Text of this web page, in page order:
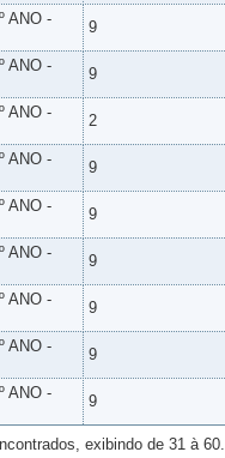
ANO -
9
ANO -
9
ANO -
2
ANO -
9
ANO -
9
ANO -
9
ANO -
9
ANO -
9
ANO -
9
exibindo de 31 à 60.